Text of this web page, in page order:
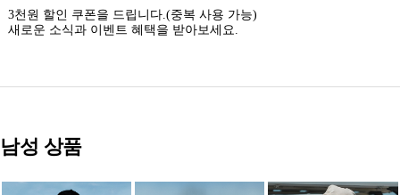
빠른쇼핑! 간편결제! 모바일에 딱 맞춘 쇼핑 앱
지금 설치하고 추가 할인 받아 가세요.
남성 상품